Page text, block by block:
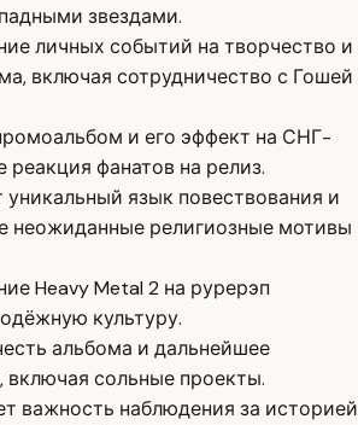
звездами.
личных событий на творчество и
включая сотрудничество с Гошей
и его эффект на СНГ-
фанатов на релиз.
язык повествования и
неожиданные религиозные мотивы
Heavy Metal 2 на рурерэп
культуру.
альбома и дальнейшее
включая сольные проекты.
важность наблюдения за историей